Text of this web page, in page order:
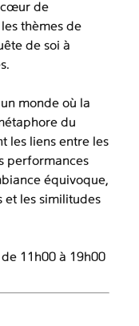
cœur de
thèmes de
de soi à
monde où la
du
les liens entre les
performances
équivoque,
et les similitudes
11h00 à 19h00